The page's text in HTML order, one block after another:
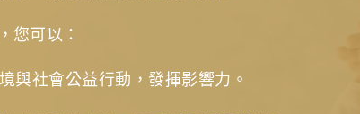
您可以：
與社會公益行動，發揮影響力。